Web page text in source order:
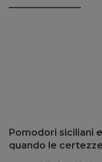
Pomodori siciliani
quando le